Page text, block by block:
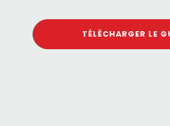
TÉLÉCHARGER LE